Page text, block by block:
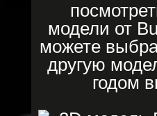
модели от
можете
другую
годом